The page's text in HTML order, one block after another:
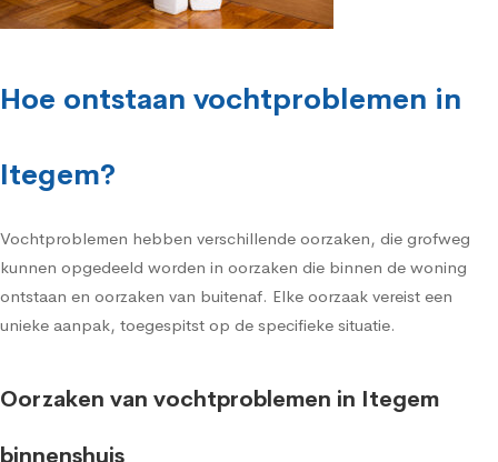
Hoe ontstaan vochtproblemen in
Itegem?
Vochtproblemen hebben verschillende oorzaken, die grofweg
kunnen opgedeeld worden in oorzaken die binnen de woning
ontstaan en oorzaken van buitenaf. Elke oorzaak vereist een
unieke aanpak, toegespitst op de specifieke situatie.
Oorzaken van vochtproblemen in Itegem
binnenshuis